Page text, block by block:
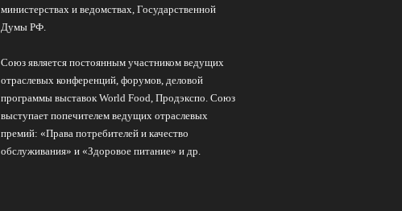
министерствах и ведомствах, Государственной
Думы РФ.
Союз является постоянным участником ведущих
отраслевых конференций, форумов, деловой
программы выставок World Food, Продэкспо. Союз
выступает попечителем ведущих отраслевых
премий: «Права потребителей и качество
обслуживания» и «Здоровое питание» и др.